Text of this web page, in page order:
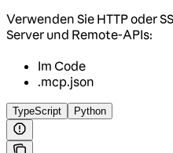
Verwenden Sie HTTP oder
Server und Remote-APIs:
Im Code
.mcp.json
TypeScript Python